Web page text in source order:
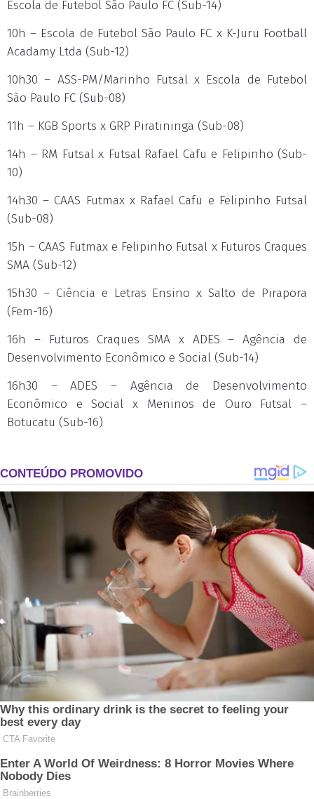
Escola de Futebol São Paulo FC (Sub-14)
10h – Escola de Futebol São Paulo FC x K-Juru Football
Acadamy Ltda (Sub-12)
10h30 – ASS-PM/Marinho Futsal x Escola de Futebol
São Paulo FC (Sub-08)
11h – KGB Sports x GRP Piratininga (Sub-08)
14h – RM Futsal x Futsal Rafael Cafu e Felipinho (Sub-
10)
14h30 – CAAS Futmax x Rafael Cafu e Felipinho Futsal
(Sub-08)
15h – CAAS Futmax e Felipinho Futsal x Futuros Craques
SMA (Sub-12)
15h30 – Ciência e Letras Ensino x Salto de Pirapora
(Fem-16)
16h – Futuros Craques SMA x ADES – Agência de
Desenvolvimento Econômico e Social (Sub-14)
16h30 – ADES – Agência de Desenvolvimento
Econômico e Social x Meninos de Ouro Futsal –
Botucatu (Sub-16)